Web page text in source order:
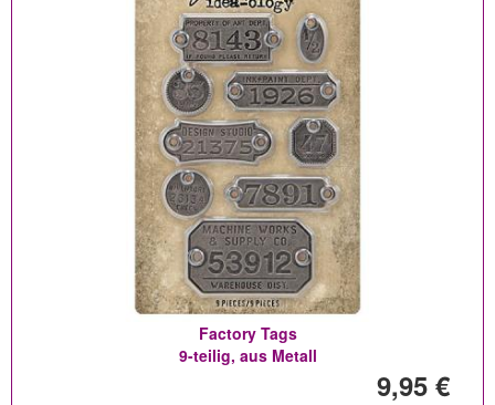
Factory Tags
9-teilig, aus Metall
9,95 €